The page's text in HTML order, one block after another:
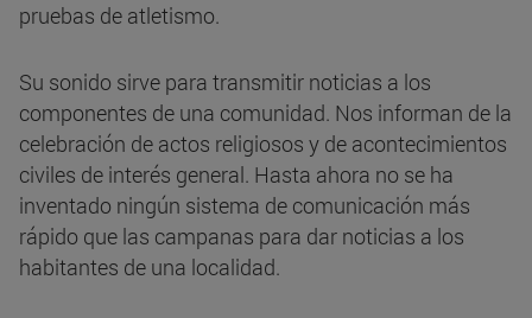
pruebas de atletismo.
Su sonido sirve para transmitir noticias a los
componentes de una comunidad. Nos informan de la
celebración de actos religiosos y de acontecimientos
civiles de interés general. Hasta ahora no se ha
inventado ningún sistema de comunicación más
rápido que las campanas para dar noticias a los
habitantes de una localidad.